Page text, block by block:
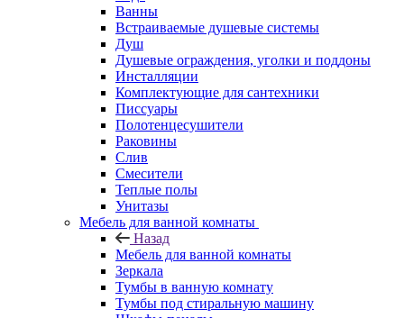
Ванны
Встраиваемые душевые системы
Душ
Душевые ограждения, уголки и поддоны
Инсталляции
Комплектующие для сантехники
Писсуары
Полотенцесушители
Раковины
Слив
Смесители
Теплые полы
Унитазы
Мебель для ванной комнаты
Назад
Мебель для ванной комнаты
Зеркала
Тумбы в ванную комнату
Тумбы под стиральную машину